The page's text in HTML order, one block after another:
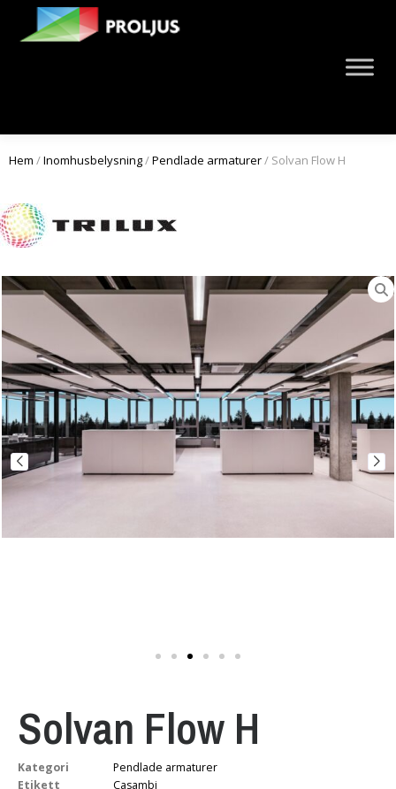
Hem /Inomhusbelysning/Pendlade armaturer/ Solvan Flow H
Solvan Flow H
Kategori
Pendlade armaturer
Etikett
Casambi